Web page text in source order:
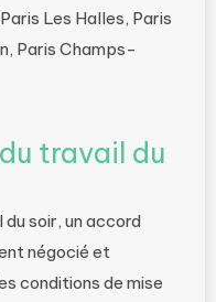
Les Halles, Paris
Paris Champs-
travail du
soir, un accord
négocié et
conditions de mise